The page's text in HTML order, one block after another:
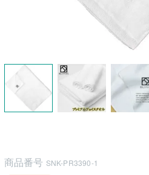
商品番号 SNK-PR3390-1